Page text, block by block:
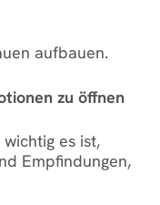
aufbauen.
zu öffnen
es ist,
Empfindungen,